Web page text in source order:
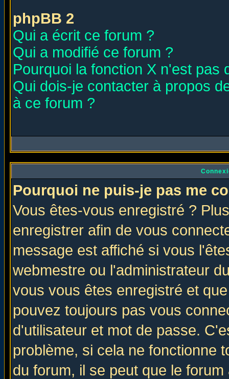
phpBB 2
Qui a écrit ce forum ?
Qui a modifié ce forum ?
Pourquoi la fonction X n'est pas
Qui dois-je contacter à propos
à ce forum ?
Pourquoi ne puis-je pas me
Vous êtes-vous enregistré ?
enregistrer afin de vous
message est affiché si vous
webmestre ou l'administrateur
vous vous êtes enregistré et
pouvez toujours pas vous
d'utilisateur et mot de passe.
problème, si cela ne fonctionne
du forum, il se peut que le